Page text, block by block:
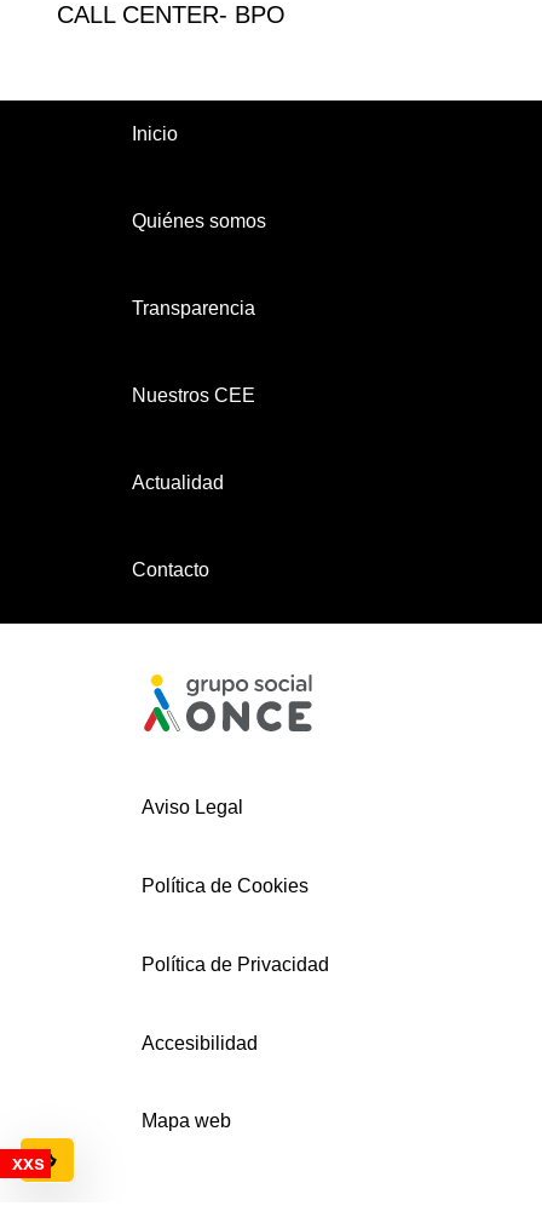
Configuración de cookies
CALL CENTER- BPO
Inicio
Quiénes somos
Transparencia
Nuestros CEE
Actualidad
Contacto
Aviso Legal
Política de Cookies
Política de Privacidad
Accesibilidad
Mapa web